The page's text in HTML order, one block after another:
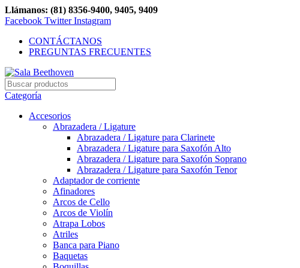
Llámanos: (81) 8356-9400, 9405, 9409
Facebook Twitter Instagram
CONTÁCTANOS
PREGUNTAS FRECUENTES
Categoría
Accesorios
Abrazadera / Ligature
Abrazadera / Ligature para Clarinete
Abrazadera / Ligature para Saxofón Alto
Abrazadera / Ligature para Saxofón Soprano
Abrazadera / Ligature para Saxofón Tenor
Adaptador de corriente
Afinadores
Arcos de Cello
Arcos de Violín
Atrapa Lobos
Atriles
Banca para Piano
Baquetas